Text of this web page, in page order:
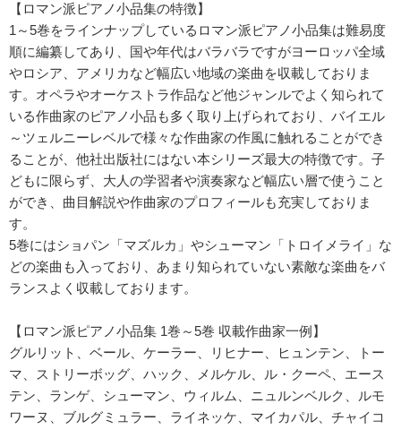
【ロマン派ピアノ小品集の特徴】
1～5巻をラインナップしているロマン派ピアノ小品集は難易度
順に編纂してあり、国や年代はバラバラですがヨーロッパ全域
やロシア、アメリカなど幅広い地域の楽曲を収載しておりま
す。オペラやオーケストラ作品など他ジャンルでよく知られて
いる作曲家のピアノ小品も多く取り上げられており、バイエル
～ツェルニーレベルで様々な作曲家の作風に触れることができ
ることが、他社出版社にはない本シリーズ最大の特徴です。子
どもに限らず、大人の学習者や演奏家など幅広い層で使うこと
ができ、曲目解説や作曲家のプロフィールも充実しておりま
す。
5巻にはショパン「マズルカ」やシューマン「トロイメライ」な
どの楽曲も入っており、あまり知られていない素敵な楽曲をバ
ランスよく収載しております。
【ロマン派ピアノ小品集 1巻～5巻 収載作曲家一例】
グルリット、ベール、ケーラー、リヒナー、ヒュンテン、トー
マ、ストリーボッグ、ハック、メルケル、ル・クーペ、エース
テン、ランゲ、シューマン、ウィルム、ニュルンベルク、ルモ
ワーヌ、ブルグミュラー、ライネッケ、マイカパル、チャイコ